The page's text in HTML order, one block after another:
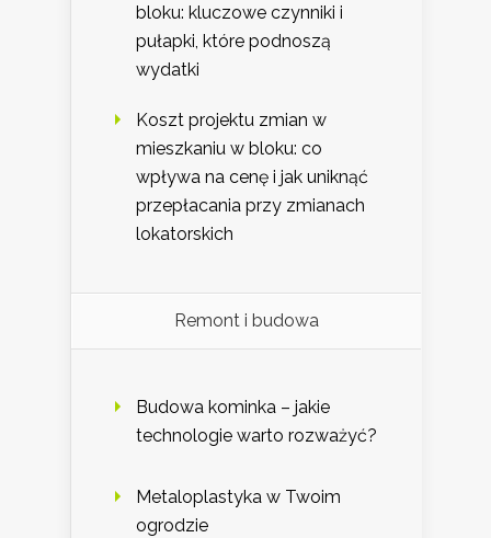
bloku: kluczowe czynniki i
pułapki, które podnoszą
wydatki
Koszt projektu zmian w
mieszkaniu w bloku: co
wpływa na cenę i jak uniknąć
przepłacania przy zmianach
lokatorskich
Remont i budowa
Budowa kominka – jakie
technologie warto rozważyć?
Metaloplastyka w Twoim
ogrodzie